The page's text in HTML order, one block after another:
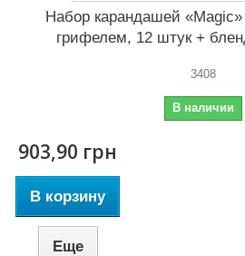
Набор карандашей
грифелем, 12 штук +
3408
В наличии
903,90 грн
В корзину
Еще